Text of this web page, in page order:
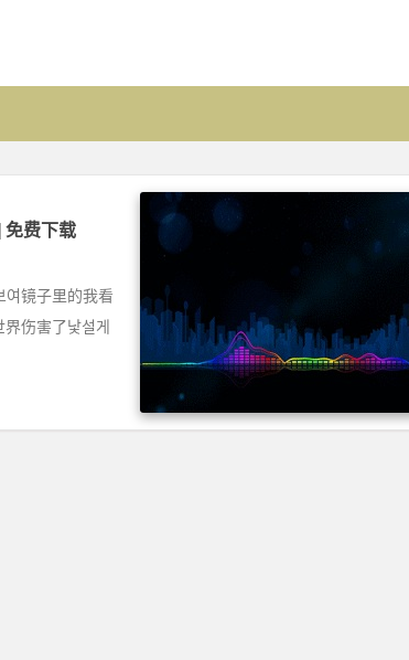
免费下载
여‌镜子里的我看
伤害了‌낯설게